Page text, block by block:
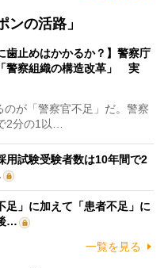
の活路」
歯止めはかかるか？】警察庁
警察組織の構造改革」 実
が「警察官不足」だ。警察
2分の1以…
用試験受験者数は10年間で2
足」に加えて「患者不足」に
…
一覧を見る